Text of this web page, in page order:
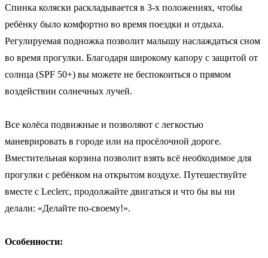
Спинка коляски раскладывается в 3-х положениях, чтобы
ребёнку было комфортно во время поездки и отдыха.
Регулируемая подножка позволит малышу наслаждаться сном
во время прогулки. Благодаря широкому капору с защитой от
солнца (SPF 50+) вы можете не беспокоиться о прямом
воздействии солнечных лучей.
Все колёса подвижные и позволяют с легкостью
маневрировать в городе или на просёлочной дороге.
Вместительная корзина позволит взять всё необходимое для
прогулки с ребёнком на открытом воздухе. Путешествуйте
вместе с Leclerc, продолжайте двигаться и что бы вы ни
делали: «Делайте по-своему!».
Особенности: